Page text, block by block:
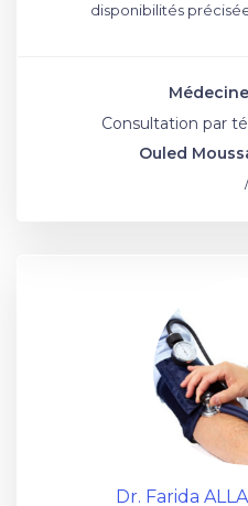
disponibilités
Consultation par
Ouled
/
Dr. Farida